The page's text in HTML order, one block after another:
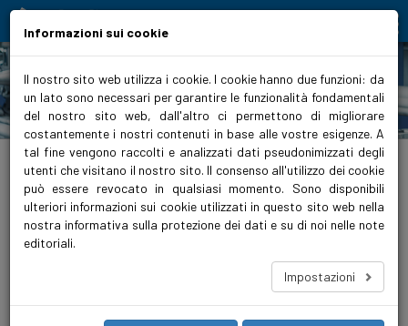
Prodotti
biralitalia.it > Prodotti > Condizionamento > Circolatori > Premium ad alta
ModulA GREEN T2 con raccordo flangia
ModulA 80-12 360 GREEN PN10/16
Pompe di circolazione per acqua refrigerata ModulA di Biral si è
presentata ﬁn dall’inizio come la numero uno in termini di
risparmio energetico ed economicità. Con la nuova interfaccia
Bluetooth tramite la app Biral ONE, le possibilità di comando e
di scambio di informazioni si sono moltiplicate.
Informazioni sui cookie
Il nostro sito web utilizza i cookie. I cookie hanno due funzioni: da
un lato sono necessari per garantire le funzionalità fondamentali
del nostro sito web, dall'altro ci permettono di migliorare
costantemente i nostri contenuti in base alle vostre esigenze. A
tal fine vengono raccolti e analizzati dati pseudonimizzati degli
utenti che visitano il nostro sito. Il consenso all'utilizzo dei cookie
può essere revocato in qualsiasi momento. Sono disponibili
ulteriori informazioni sui cookie utilizzati in questo sito web nella
nostra informativa sulla protezione dei dati e su di noi nelle note
editoriali.
Impostazioni